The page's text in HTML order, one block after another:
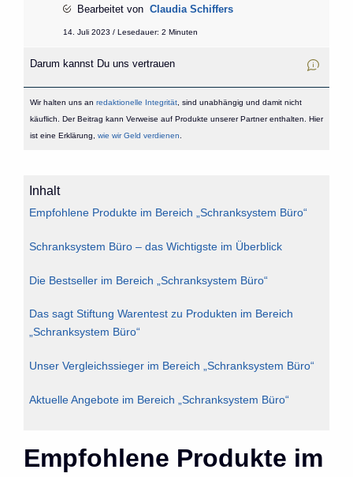
Bearbeitet von Claudia Schiffers
14. Juli 2023 / Lesedauer: 2 Minuten
Darum kannst Du uns vertrauen
Wir halten uns an redaktionelle Integrität, sind unabhängig und damit nicht
käuflich. Der Beitrag kann Verweise auf Produkte unserer Partner enthalten. Hier
ist eine Erklärung, wie wir Geld verdienen
Inhalt
Empfohlene Produkte im Bereich „Schranksystem Büro“
Schranksystem Büro – das Wichtigste im Überblick
Die Bestseller im Bereich „Schranksystem Büro“
Das sagt Stiftung Warentest zu Produkten im Bereich
„Schranksystem Büro“
Unser Vergleichssieger im Bereich „Schranksystem Büro“
Aktuelle Angebote im Bereich „Schranksystem Büro“
Empfohlene Produkte im